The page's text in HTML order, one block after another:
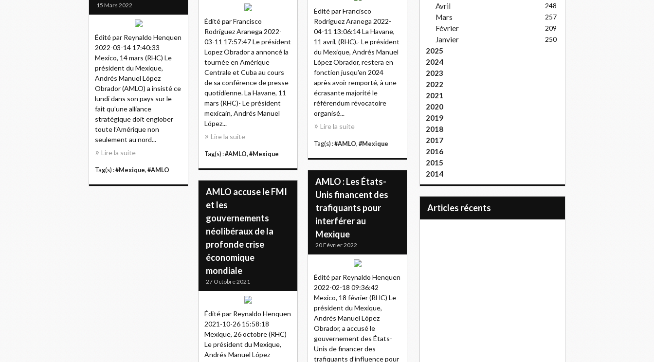
Édité par Francisco
Rodríguez Aranega 2022-
04-11 13:06:14 La Havane,
11 avril, (RHC).- Le président
du Mexique, Andrés Manuel
López Obrador, restera en
fonction jusqu'en 2024
après avoir remporté, à une
écrasante majorité le
référendum révocatoire
organisé...
Lire la suite
Tag(s) :#AMLO, #Mexique
15 Mars 2022
Édité par Reynaldo Henquen
2022-03-14 17:40:33
Mexico, 14 mars (RHC) Le
président du Mexique,
Andrés Manuel López
Obrador (AMLO) a insisté ce
lundi dans son pays sur le
fait qu’une alliance
stratégique doit englober
toute l’Amérique non
seulement au nord...
Lire la suite
Tag(s) :#Mexique, #AMLO
Édité par Francisco
Rodríguez Aranega 2022-
03-11 17:57:47 Le président
Lopez Obrador a annoncé la
tournée en Amérique
Centrale et Cuba au cours
de sa conférence de presse
quotidienne. La Havane, 11
mars (RHC)- Le président
mexicain, Andrés Manuel
López...
Lire la suite
Tag(s) :#AMLO, #Mexique
AMLO : Les États-
Unis financent des
trafiquants pour
interférer au
Mexique
20 Février 2022
Édité par Reynaldo Henquen
2022-02-18 09:36:42
Mexico, 18 février (RHC) Le
président du Mexique,
Andrés Manuel López
Obrador, a accusé le
gouvernement des États-
Unis de financer des
trafiquants d’influence pour
AMLO accuse le FMI
et les
gouvernements
néolibéraux de la
profonde crise
économique
mondiale
27 Octobre 2021
Édité par Reynaldo Henquen
2021-10-26 15:58:18
Mexique, 26 octobre (RHC)
Le président du Mexique,
Andrés Manuel López
Avril 248
Mars 257
Février 209
Janvier 250
2025
2024
2023
2022
2021
2020
2019
2018
2017
2016
2015
2014
articles récents